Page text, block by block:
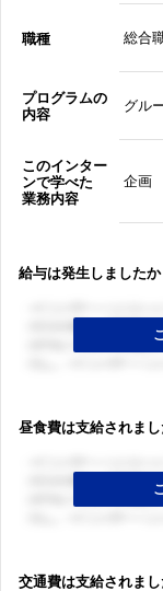
職種 総合
プログラムの
内容
グル
このインター
ンで学べた
業務内容
企画
給与は発生しましたか
昼食費は支給されまし
交通費は支給されまし